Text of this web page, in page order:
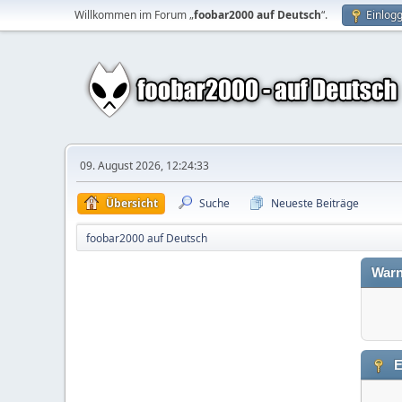
Willkommen im Forum „foobar2000 auf Deutsch“.
09. August 2026, 12:24:33
Übersicht Suche Neueste Beiträge
foobar2000 auf Deutsch